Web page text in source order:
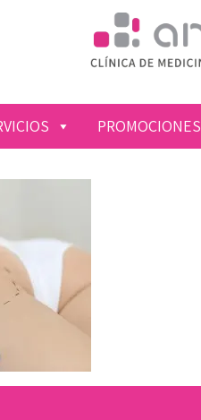
PROMOCIONES